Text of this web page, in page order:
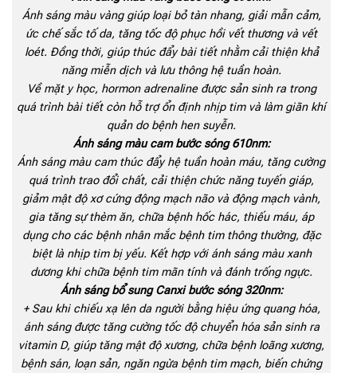
Ánh sáng màu vàng giúp loại bỏ tàn nhang, giải mẫn cảm,
ức chế sắc tố da, tăng tốc độ phục hồi vết thương và vết
loét. Đồng thời, giúp thúc đẩy bài tiết nhằm cải thiện khả
năng miễn dịch và lưu thông hệ tuần hoàn.
Về mặt y học, hormon adrenaline được sản sinh ra trong
quá trình bài tiết còn hỗ trợ ổn định nhịp tim và làm giãn khí
quản do bệnh hen suyễn.
Ánh sáng màu cam bước sóng 610nm:
Ánh sáng màu cam thúc đẩy hệ tuần hoàn máu, tăng cường
quá trình trao đổi chất, cải thiện chức năng tuyến giáp,
giảm mật độ xơ cứng động mạch não và động mạch vành,
gia tăng sự thèm ăn, chữa bệnh hốc hác, thiếu máu, áp
dụng cho các bệnh nhân mắc bệnh tim thông thường, đặc
biệt là nhịp tim bị yếu. Kết hợp với ánh sáng màu xanh
dương khi chữa bệnh tim mãn tính và đánh trống ngực.
Ánh sáng bổ sung Canxi bước sóng 320nm:
+ Sau khi chiếu xạ lên da người bằng hiệu ứng quang hóa,
ánh sáng được tăng cường tốc độ chuyển hóa sản sinh ra
vitamin D, giúp tăng mật độ xương, chữa bệnh loãng xương,
bệnh sán, loạn sản, ngăn ngừa bệnh tim mạch, biến chứng